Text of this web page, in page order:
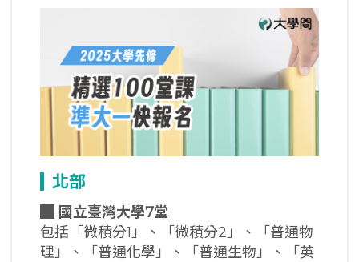
北部
國立臺灣大學7堂
包括「微積分1」、「微積分2」、「普通物
理」、「普通化學」、「普通生物」、「英